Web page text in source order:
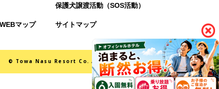
マップ
保護犬譲渡活動（SOS活動）
サイトマップ
© Towa Nasu Resort Co. All Rights Reserved.